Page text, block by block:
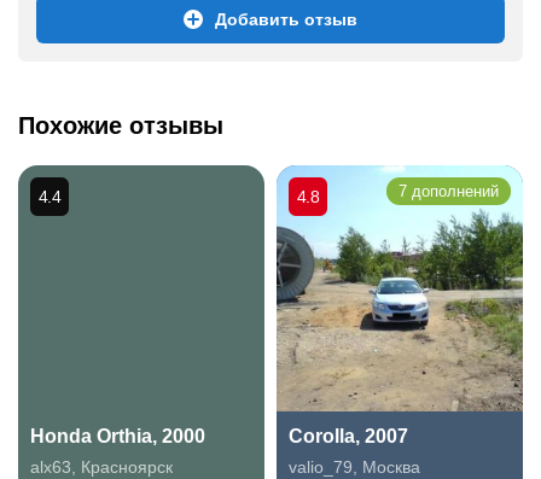
Добавить отзыв
Похожие отзывы
Honda Orthia, 2000
alx63
Красноярск
4.4
Corolla, 2007
valio_79
Москва
4.8 7 дополнений